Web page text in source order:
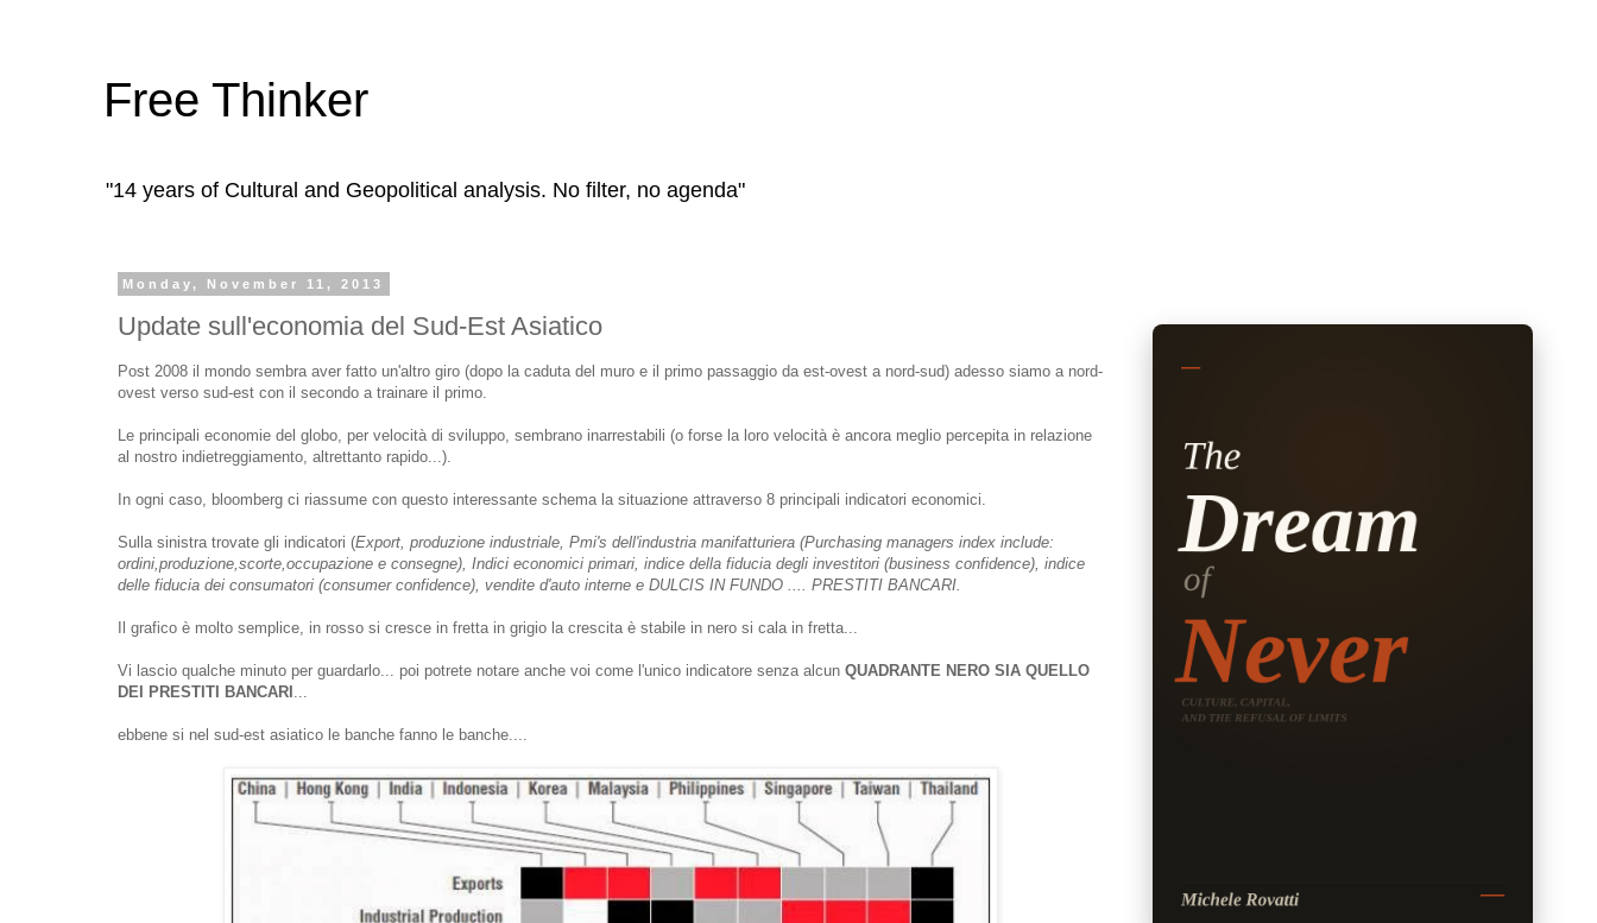
Free Thinker
"14 years of Cultural and Geopolitical analysis. No filter, no agenda"
Monday, November 11, 2013
Update sull'economia del Sud-Est Asiatico
Post 2008 il mondo sembra aver fatto un'altro giro (dopo la caduta del muro e il primo passaggio da est-ovest a nord-sud) adesso siamo a nord-
ovest verso sud-est con il secondo a trainare il primo.
Le principali economie del globo, per velocità di sviluppo, sembrano inarrestabili (o forse la loro velocità è ancora meglio percepita in relazione
al nostro indietreggiamento, altrettanto rapido...).
In ogni caso, bloomberg ci riassume con questo interessante schema la situazione attraverso 8 principali indicatori economici.
Sulla sinistra trovate gli indicatori (Export, produzione industriale, Pmi's dell'industria manifatturiera (Purchasing managers index include:
ordini,produzione,scorte,occupazione e consegne), Indici economici primari, indice della fiducia degli investitori (business confidence), indice
delle fiducia dei consumatori (consumer confidence), vendite d'auto interne e DULCIS IN FUNDO .... PRESTITI BANCARI.
Il grafico è molto semplice, in rosso si cresce in fretta in grigio la crescita è stabile in nero si cala in fretta...
Vi lascio qualche minuto per guardarlo... poi potrete notare anche voi come l'unico indicatore senza alcun QUADRANTE NERO SIA QUELLO
DEI PRESTITI BANCARI
ebbene si nel sud-est asiatico le banche fanno le banche....